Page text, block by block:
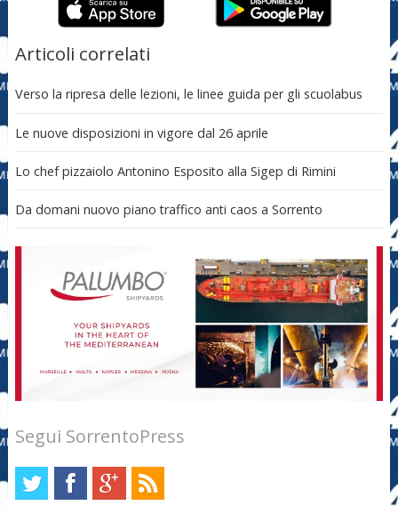
Articoli correlati
Verso la ripresa delle lezioni, le linee guida per gli scuolabus
Le nuove disposizioni in vigore dal 26 aprile
Lo chef pizzaiolo Antonino Esposito alla Sigep di Rimini
Da domani nuovo piano traffico anti caos a Sorrento
Segui SorrentoPress